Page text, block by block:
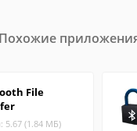
Похожие
File
5.67 (1.84 МБ)